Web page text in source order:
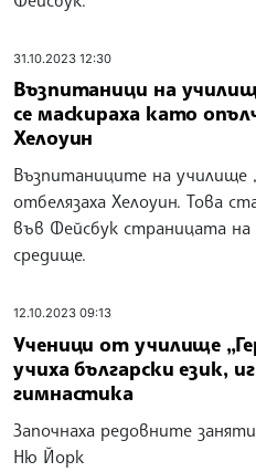
31.10.2023 12:30
Възпитаници на
се маскираха като
Хелоуин
Възпитаниците на училище
отбелязаха Хелоуин. Това
във Фейсбук страницата
средище.
12.10.2023 09:13
Ученици от училище
учиха български език,
гимнастика
Започнаха редовните
Ню Йорк